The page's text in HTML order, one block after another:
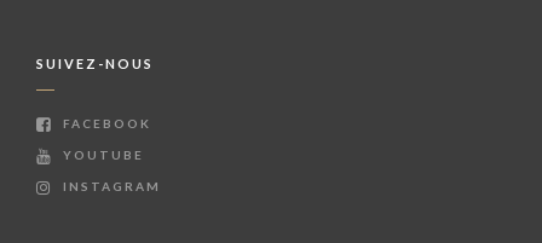
SUIVEZ-NOUS
FACEBOOK
YOUTUBE
INSTAGRAM